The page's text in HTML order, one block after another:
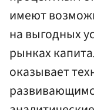
имеют
на выгодных
рынках
оказывает